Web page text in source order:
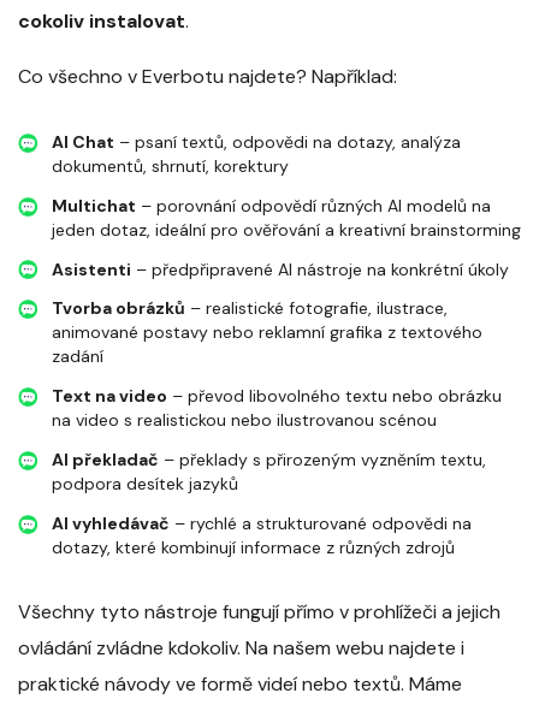
cokoliv instalovat.
Co všechno v Everbotu najdete? Například:
AI Chat – psaní textů, odpovědi na dotazy, analýza
dokumentů, shrnutí, korektury
Multichat – porovnání odpovědí různých AI modelů na
jeden dotaz, ideální pro ověřování a kreativní brainstorming
Asistenti – předpřipravené AI nástroje na konkrétní úkoly
Tvorba obrázků – realistické fotografie, ilustrace,
animované postavy nebo reklamní grafika z textového
zadání
Text na video – převod libovolného textu nebo obrázku
na video s realistickou nebo ilustrovanou scénou
AI překladač – překlady s přirozeným vyzněním textu,
podpora desítek jazyků
AI vyhledávač – rychlé a strukturované odpovědi na
dotazy, které kombinují informace z různých zdrojů
Všechny tyto nástroje fungují přímo v prohlížeči a jejich
ovládání zvládne kdokoliv. Na našem webu najdete i
praktické návody ve formě videí nebo textů. Máme